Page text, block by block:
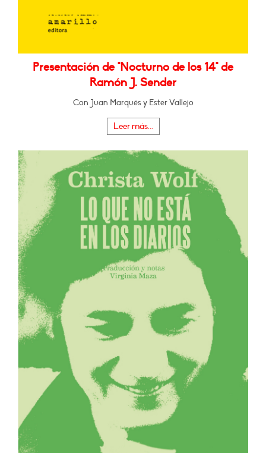
Presentación de "Nocturno de los 14" de
Ramón J. Sender
Con Juan Marqués y Ester Vallejo
Leer más...